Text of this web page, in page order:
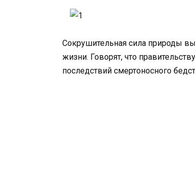
Сокрушительная сила природы
жизни. Говорят, что
последствий смертоносного